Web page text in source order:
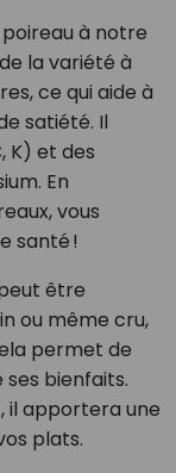
à notre
la variété à
ce qui aide à
satiété. Il
K) et des
En
vous
santé !
être
ou même cru,
permet de
bienfaits.
il apportera une
plats.